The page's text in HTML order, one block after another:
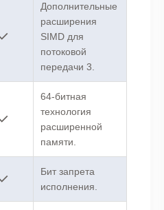
Дополнительные
расширения
SIMD для
потоковой
передачи 3.
64-битная
технология
расширенной
памяти.
Бит запрета
исполнения.